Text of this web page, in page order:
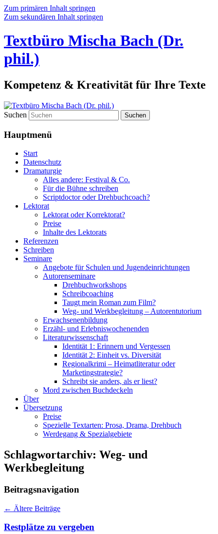
Zum primären Inhalt springen
Zum sekundären Inhalt springen
Textbüro Mischa Bach (Dr.
phil.)
Kompetenz & Kreativität für Ihre Texte
Suchen
Hauptmenü
Start
Datenschutz
Dramaturgie
Alles andere: Festival & Co.
Für die Bühne schreiben
Scriptdoctor oder Drehbuchcoach?
Lektorat
Lektorat oder Korrektorat?
Preise
Inhalte des Lektorats
Referenzen
Schreiben
Seminare
Angebote für Schulen und Jugendeinrichtungen
Autorenseminare
Drehbuchworkshops
Schreibcoaching
Taugt mein Roman zum Film?
Weg- und Werkbegleitung – Autorentutorium
Erwachsenenbildung
Erzähl- und Erlebniswochenenden
Literaturwissenschaft
Identität 1: Erinnern und Vergessen
Identität 2: Einheit vs. Diversität
Regionalkrimi – Heimatliteratur oder
Marketingstrategie?
Schreibt sie anders, als er liest?
Mord zwischen Buchdeckeln
Über
Übersetzung
Preise
Spezielle Textarten: Prosa, Drama, Drehbuch
Werdegang & Spezialgebiete
Schlagwortarchiv: Weg- und
Werkbegleitung
Beitragsnavigation
← Ältere Beiträge
Restplätze zu vergeben